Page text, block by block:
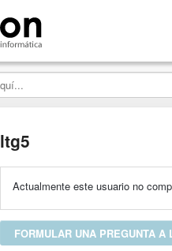
ltg5
Actualmente este usuario no
FORMULAR UNA PREGUNTA A